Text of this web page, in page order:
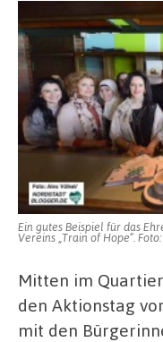
Ein gutes Beispiel für das
Vereins „Train of Hope“.
Mitten im
den Aktionstag
mit den